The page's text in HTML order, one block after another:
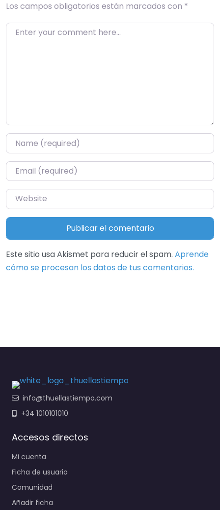
Los campos obligatorios están marcados con *
Enter your comment here…
Name*
Email*
Website
Este sitio usa Akismet para reducir el spam. Aprende
cómo se procesan los datos de tus comentarios.
info@thuellastiempo.com
+34 1010101010
Accesos directos
Mi cuenta
Ficha de usuario
Comunidad
Añadir ficha